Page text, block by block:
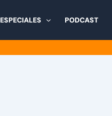
ESPECIALES PODCAST